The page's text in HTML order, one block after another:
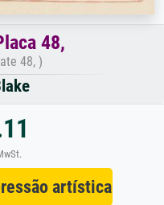
48,
48, )
artística